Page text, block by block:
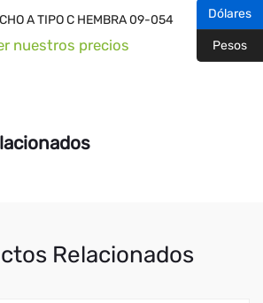
A TIPO C HEMBRA 09-054
nuestros precios
Relacionados
Dólares
Pesos